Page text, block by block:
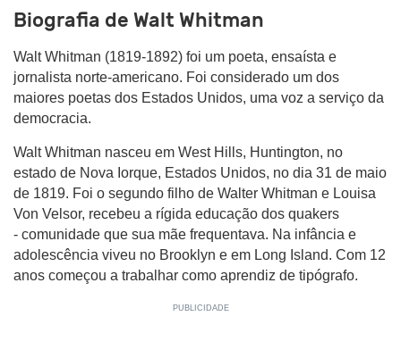
Biografia de Walt Whitman
Walt Whitman (1819-1892) foi um poeta, ensaísta e
jornalista norte-americano. Foi considerado um dos
maiores poetas dos Estados Unidos, uma voz a serviço da
democracia.
Walt Whitman nasceu em West Hills, Huntington, no
estado de Nova Iorque, Estados Unidos, no dia 31 de maio
de 1819. Foi o segundo filho de Walter Whitman e Louisa
Von Velsor, recebeu a rígida educação dos quakers
- comunidade que sua mãe frequentava. Na infância e
adolescência viveu no Brooklyn e em Long Island. Com 12
anos começou a trabalhar como aprendiz de tipógrafo.